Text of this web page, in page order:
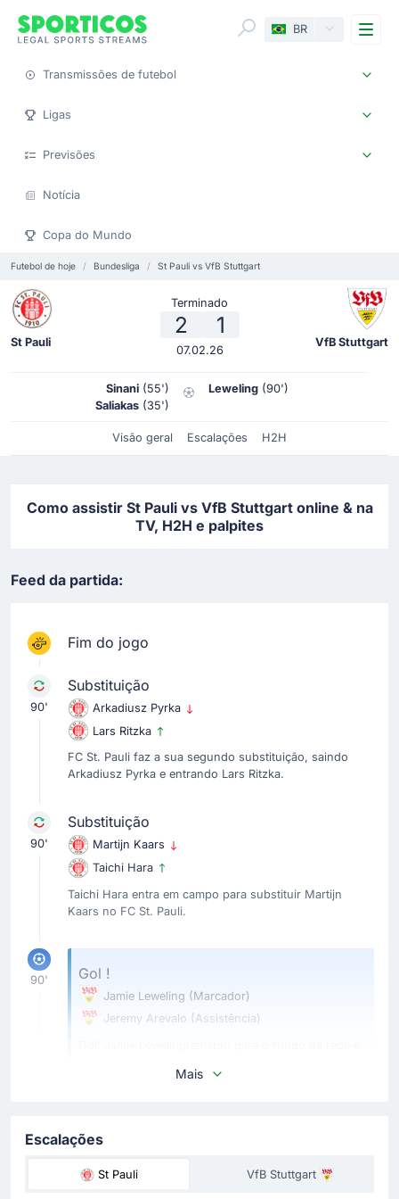
BR
Transmissões de futebol
Ligas
Previsões
Notícia
Copa do Mundo
Futebol de hoje Bundesliga St Pauli vs VfB Stuttgart
St Pauli
Terminado
2 1
07.02.26
VfB Stuttgart
Sinani (55')
Saliakas (35')
Leweling (90')
Visão geral Escalações H2H
Como assistir St Pauli vs VfB Stuttgart online & na
TV, H2H e palpites
Feed da partida:
Fim do jogo
90'
Substituição
Arkadiusz Pyrka
Lars Ritzka
FC St. Pauli faz a sua segundo substituição, saindo
Arkadiusz Pyrka e entrando Lars Ritzka.
90'
Substituição
Martijn Kaars
Taichi Hara
Taichi Hara entra em campo para substituir Martijn
Kaars no FC St. Pauli.
90' Gol !
Jamie Leweling (Marcador)
Jeremy Arevalo
(Assistência)
Ermedin Demirovic
Mais
Escalações
St Pauli VfB Stuttgart